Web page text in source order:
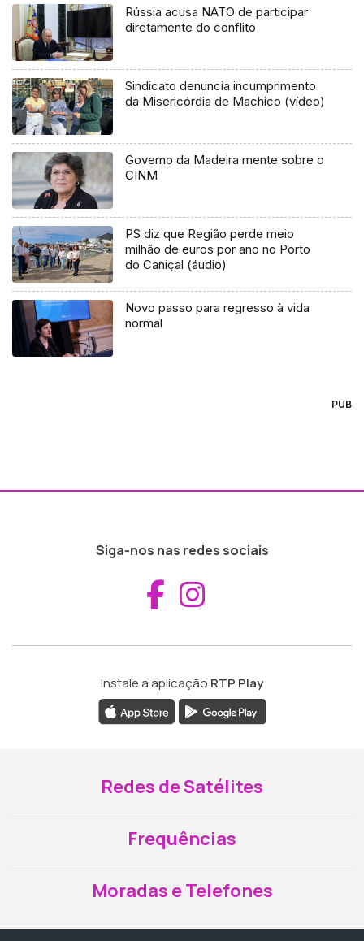
Rússia acusa NATO de participar
diretamente do conflito
Sindicato denuncia incumprimento
da Misericórdia de Machico (vídeo)
Governo da Madeira mente sobre o
CINM
PS diz que Região perde meio
milhão de euros por ano no Porto
do Caniçal (áudio)
Novo passo para regresso à vida
normal
PUB
Siga-nos nas redes sociais
Aceder ao
Instale a aplicação RTP Play
Redes de Satélites
Frequências
Moradas e Telefones